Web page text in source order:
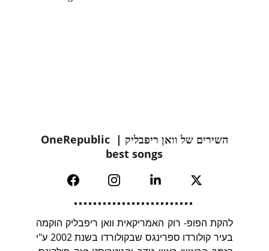
השירים של וואן ריפבליק | OneRepublic
best songs
להקת הפופ- רוק האמריקאית וואן ריפבליק הוקמה
בעיר קולורדו ספרינגס שבקולורדו בשנת 2002 ע"י